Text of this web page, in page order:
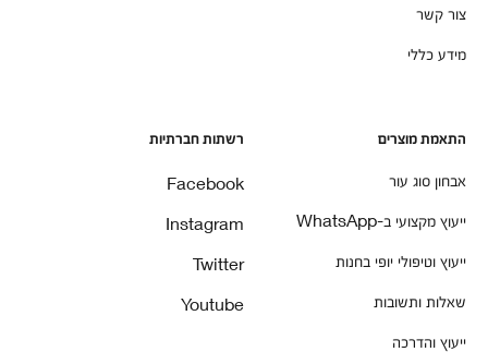
צור קשר
מידע כללי
התאמת מוצרים
אבחון סוג עור
ייעוץ מקצועי ב-WhatsApp
ייעוץ וטיפולי יופי בחנות
שאלות ותשובות
ייעוץ והדרכה
רשתות חברתיות
Facebook
Instagram
Twitter
Youtube